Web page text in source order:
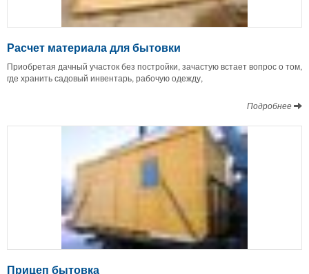
Расчет материала для бытовки
Приобретая дачный участок без постройки, зачастую встает вопрос о том,
где хранить садовый инвентарь, рабочую одежду,
Подробнее
Прицеп бытовка